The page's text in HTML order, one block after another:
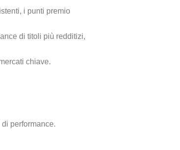
i punti premio
di titoli più redditizi,
chiave.
performance.